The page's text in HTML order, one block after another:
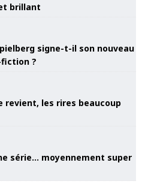
brillant
signe-t-il son nouveau
?
revient, les rires beaucoup
série… moyennement super